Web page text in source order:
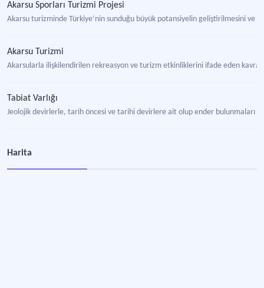
Akarsu Sporları Turizmi Projesi
Akarsu turizminde Türkiye’nin sunduğu büyük potansiyelin geliştirilmesini ve
Akarsu Turizmi
Akarsularla ilişkilendirilen rekreasyon ve turizm etkinliklerini ifade eden
Tabiat Varlığı
Jeolojik devirlerle, tarih öncesi ve tarihi devirlere ait olup ender bulunmaları
Harita